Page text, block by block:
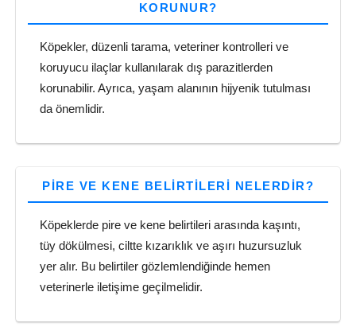
KORUNUR?
Köpekler, düzenli tarama, veteriner kontrolleri ve
koruyucu ilaçlar kullanılarak dış parazitlerden
korunabilir. Ayrıca, yaşam alanının hijyenik tutulması
da önemlidir.
PIRE VE KENE BELIRTILERI NELERDIR?
Köpeklerde pire ve kene belirtileri arasında kaşıntı,
tüy dökülmesi, ciltte kızarıklık ve aşırı huzursuzluk
yer alır. Bu belirtiler gözlemlendiğinde hemen
veterinerle iletişime geçilmelidir.